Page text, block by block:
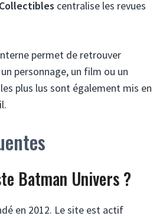
Collectibles centralise les revues
permet de retrouver
personnage, un film ou un
plus lus sont également mis en
Batman Univers ?
en 2012. Le site est actif